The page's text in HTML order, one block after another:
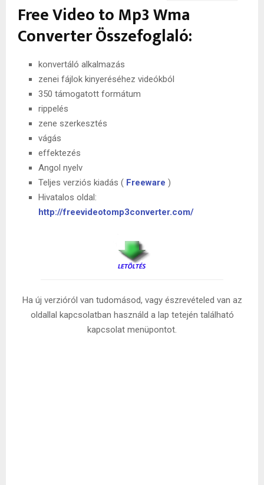
Free Video to Mp3 Wma
Converter Összefoglaló:
konvertáló alkalmazás
zenei fájlok kinyeréséhez videókból
350 támogatott formátum
rippelés
zene szerkesztés
vágás
effektezés
Angol nyelv
Teljes verziós kiadás ( Freeware )
Hivatalos oldal:
http://freevideotomp3converter.com/
Ha új verzióról van tudomásod, vagy észrevételed van az
oldallal kapcsolatban használd a lap tetején található
kapcsolat menüpontot.